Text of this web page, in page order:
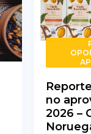
no
2026 –